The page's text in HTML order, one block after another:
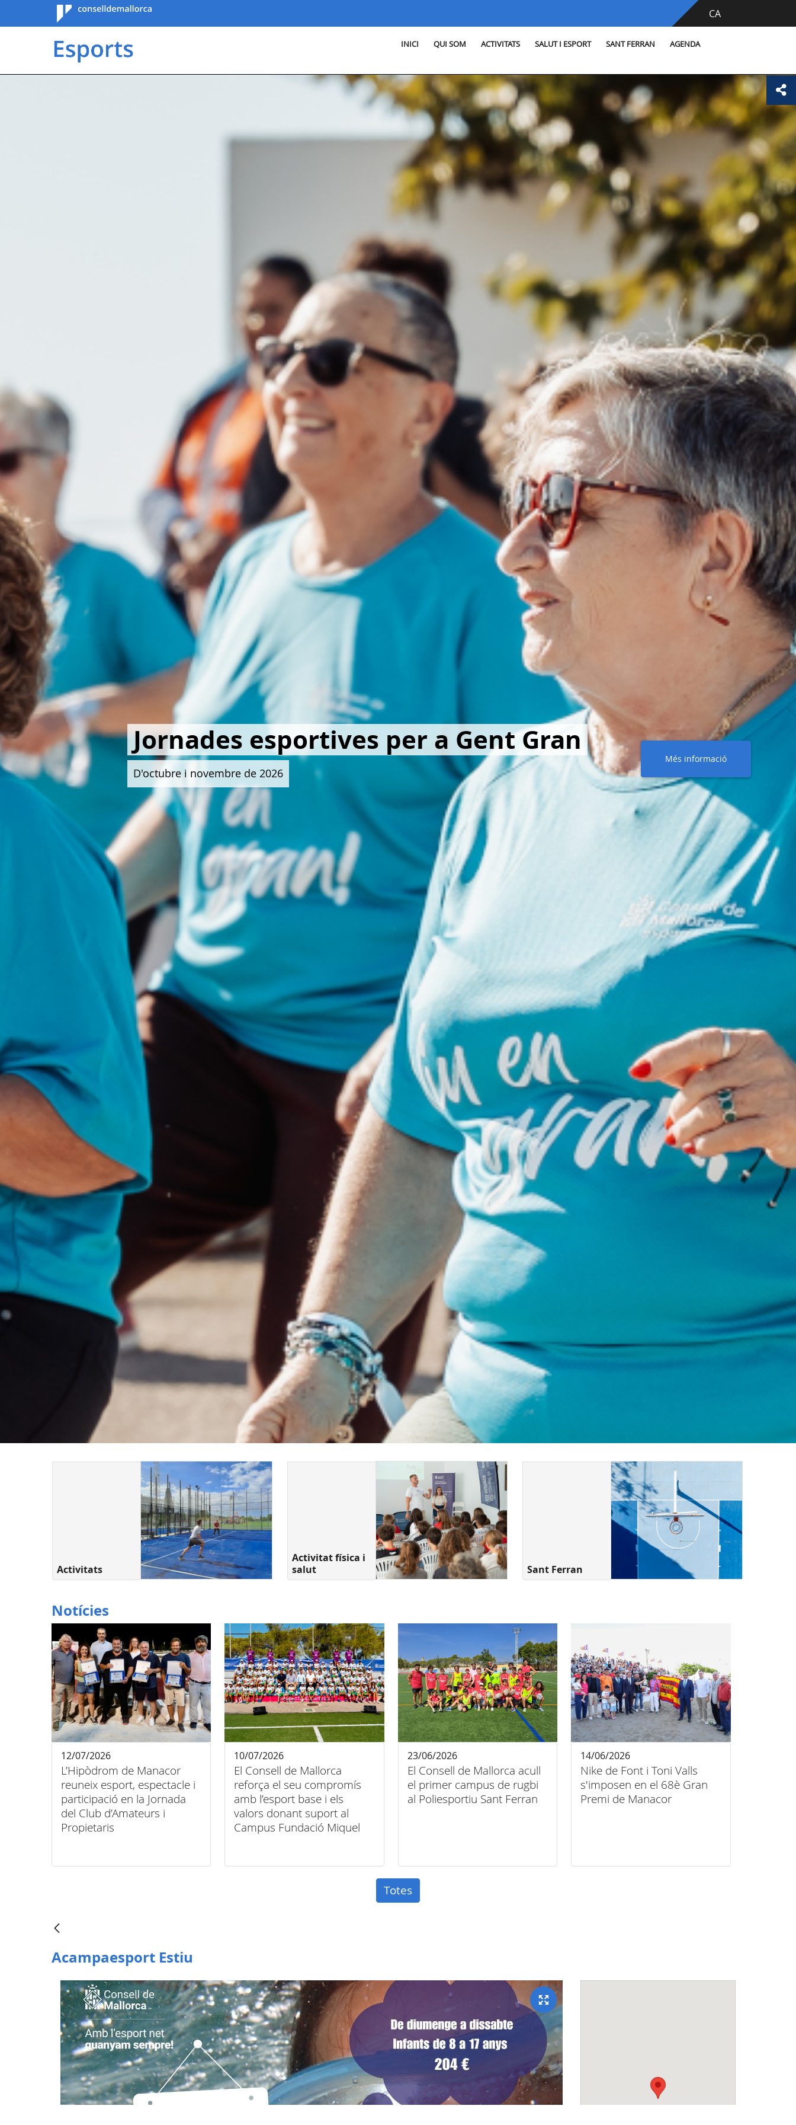
Consell de
Mallorca
CA
INICI QUI SOM ACTIVITATS SALUT I ESPORT SANT FERRAN AGENDA
Jornades esportives per a Gent Gran
D'octubre i novembre de 2026
Més informació
Activitats
Activitat física i
salut
Sant Ferran
Notícies
L’Hipòdrom de Manacor
reuneix esport, espectacle i
participació en la Jornada
del Club d’Amateurs i
Propietaris
12/07/2026
El Consell de Mallorca
reforça el seu compromís
amb l’esport base i els
valors donant suport al
Campus Fundació Miquel
10/07/2026
El Consell de Mallorca acull
el primer campus de rugbi
al Poliesportiu Sant Ferran
23/06/2026
Nike de Font i Toni Valls
s'imposen en el 68è Gran
Premi de Manacor
14/06/2026
Totes
Acampaesport Estiu